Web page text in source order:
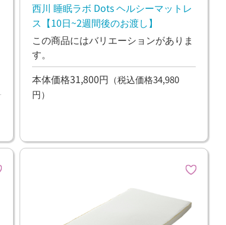
西川 睡眠ラボ Dots ヘルシーマットレ
ス【10日~2週間後のお渡し】
この商品にはバリエーションがありま
す。
本体価格31,800円 （税込価格34,980
円）